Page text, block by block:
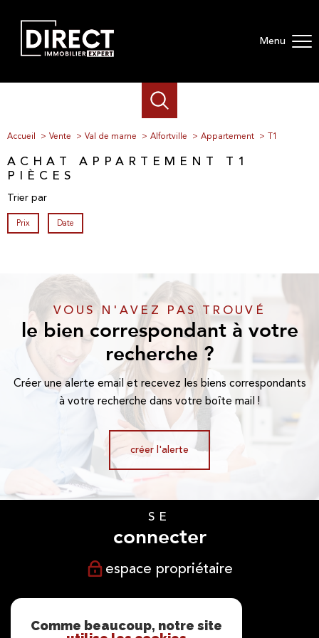
Menu
Accueil Vente Val de marne Alfortville Appartement T1
ACHAT APPARTEMENT T1
PIÈCES
Trier par
Prix Date
VOUS N'AVEZ PAS TROUVÉ
le bien correspondant à votre
recherche ?
Créer une alerte email et recevez les biens correspondants
à votre recherche dans votre boîte mail !
créer l'alerte
SE
connecter
espace propriétaire
suivre
Comme beaucoup, notre site